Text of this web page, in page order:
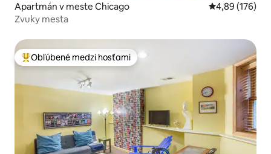
Apartmán v meste Chicago Priemerné
4,89 (176)
Zvuky mesta
Najobľúbenejšie medzi hosťami
Obľúbené medzi hosťami